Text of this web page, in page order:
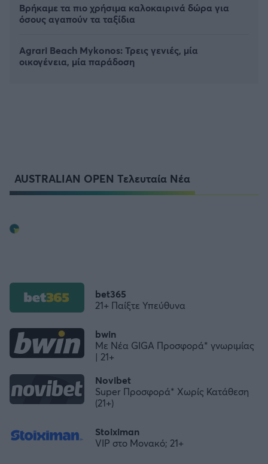
FOLLOW US
Βρήκαμε τα πιο χρήσιμα καλοκαιρινά δώρα για
όσους αγαπούν τα ταξίδια
Agrari Beach Mykonos: Τρεις γενιές, μία
οικογένεια, μία παράδοση
AUSTRALIAN OPEN Τελευταία Νέα
bwin
Με Νέα GIGA Προσφορά* γνωριμίας
| 21+
Stoiximan
VIP στο Μονακό; 21+
Novibet
Super Προσφορά* Χωρίς Κατάθεση
(21+)
bet365
21+ Παίξτε Υπεύθυνα